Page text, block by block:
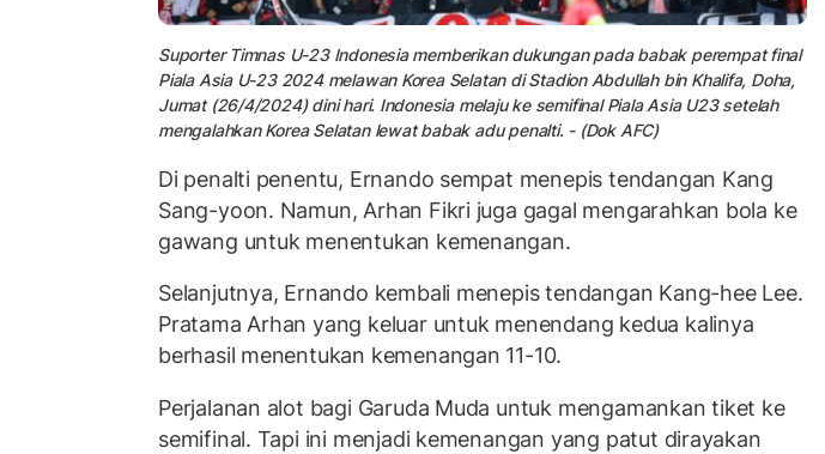
Suporter Timnas U-23 Indonesia memberikan dukungan pada babak perempat final
Piala Asia U-23 2024 melawan Korea Selatan di Stadion Abdullah bin Khalifa, Doha,
Jumat (26/4/2024) dini hari. Indonesia melaju ke semifinal Piala Asia U23 setelah
mengalahkan Korea Selatan lewat babak adu penalti. - (Dok AFC)
Di penalti penentu, Ernando sempat menepis tendangan Kang
Sang-yoon. Namun, Arhan Fikri juga gagal mengarahkan bola ke
gawang untuk menentukan kemenangan.
Selanjutnya, Ernando kembali menepis tendangan Kang-hee Lee.
Pratama Arhan yang keluar untuk menendang kedua kalinya
berhasil menentukan kemenangan 11-10.
Perjalanan alot bagi Garuda Muda untuk mengamankan tiket ke
semifinal. Tapi ini menjadi kemenangan yang patut dirayakan